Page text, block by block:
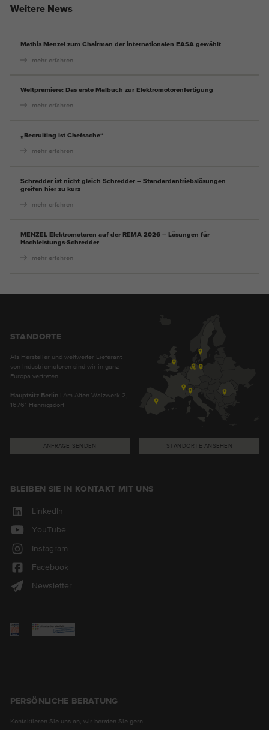
Weitere News
Mathis Menzel zum Chairman der internationalen EASA gewählt
mehr erfahren
Weltpremiere: Das erste Malbuch zur Elektromotorenfertigung
mehr erfahren
„Recruiting ist Chefsache“
mehr erfahren
Schredder ist nicht gleich Schredder – Standardantriebslösungen
greifen hier zu kurz
mehr erfahren
MENZEL Elektromotoren auf der REMA 2026 – Lösungen für
Hochleistungs-Schredder
mehr erfahren
STANDORTE
Als Hersteller und weltweiter Lieferant
von Industriemotoren sind wir in ganz
Europa vertreten.
Hauptsitz Berlin| Am Alten Walzwerk 2,
16761 Hennigsdorf
ANFRAGE SENDEN STANDORTE ANSEHEN
BLEIBEN SIE IN KONTAKT MIT UNS
LinkedIn
YouTube
Instagram
Facebook
Newsletter
PERSÖNLICHE BERATUNG
Kontaktieren Sie uns an, wir beraten Sie gern.